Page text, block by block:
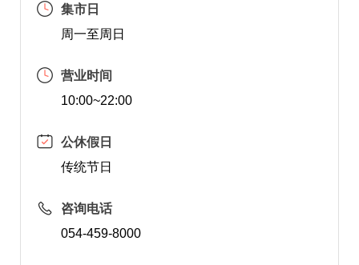
集市日
周一至周日
营业时间
10:00~22:00
公休假日
传统节日
咨询电话
054-459-8000